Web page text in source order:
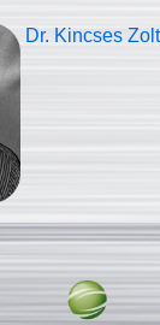
Dr. Kincses